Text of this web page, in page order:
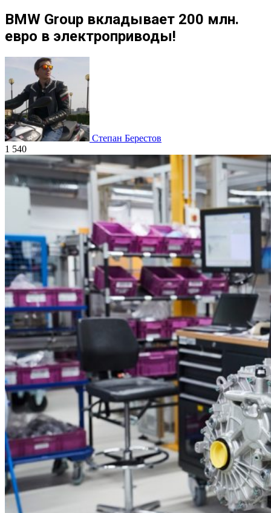
BMW Group вкладывает 200 млн.
евро в электроприводы!
Степан Берестов
1 540